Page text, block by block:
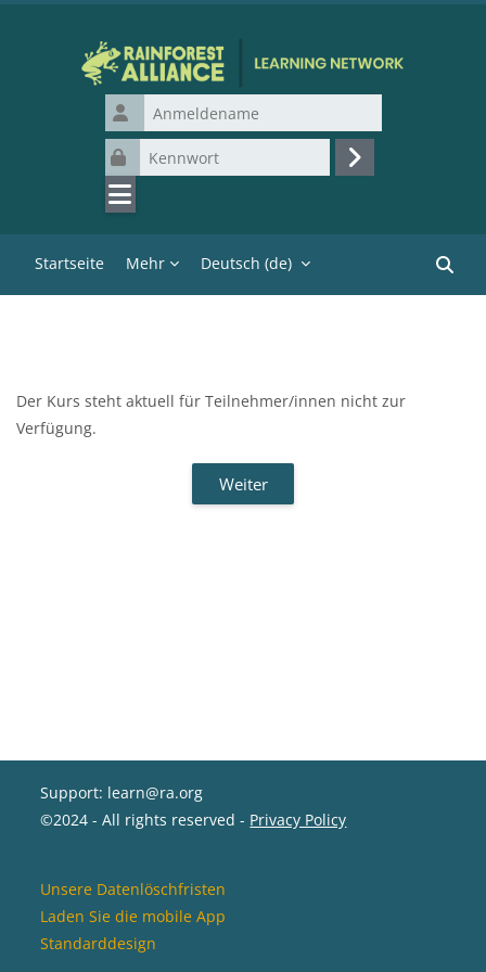
Anmeldename
Kennwort
Login
Startseite Mehr Deutsch ‎(de)‎
Kurse
Der Kurs steht aktuell für Teilnehmer/innen nicht zur
Verfügung.
Weiter
Support: learn@ra.org
©2024 - All rights reserved - Privacy Policy
Unsere Datenlöschfristen
Laden Sie die mobile App
Standarddesign